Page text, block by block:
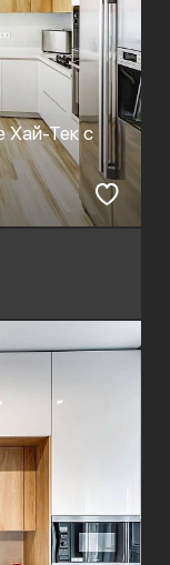
Хай-Тек c